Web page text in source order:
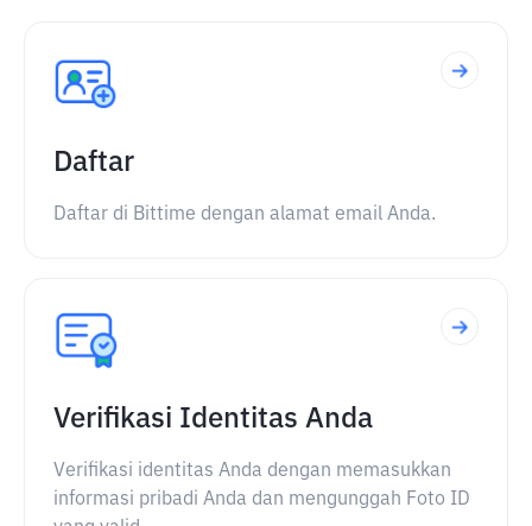
Daftar
Daftar di Bittime dengan alamat email Anda.
Verifikasi Identitas Anda
Verifikasi identitas Anda dengan memasukkan
informasi pribadi Anda dan mengunggah Foto ID